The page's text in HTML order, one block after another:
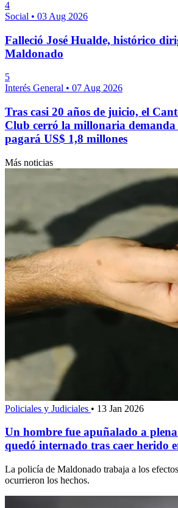
4
Social • 03 Aug 2026
Falleció José Hualde, histórico
Maldonado
5
Interés General • 07 Aug 2026
Tras casi 20 años de juicio, el
Club cerró la millonaria demanda
pagará US$ 1,8 millones
Más noticias
Policiales y Judiciales • 13 Jan 2026
Un hombre fue apuñalado a
quedó internado tras caer herido
La policía de Maldonado trabaja a los
ocurrieron los hechos.